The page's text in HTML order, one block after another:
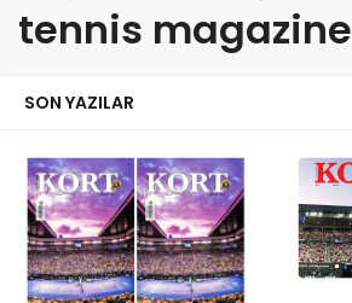
tennis magazine
SON YAZILAR